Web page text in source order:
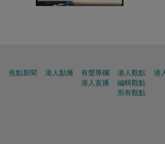
焦點新聞 港人點播
有聲專欄
港人直播
港人觀點
編輯觀點
所有觀點
港